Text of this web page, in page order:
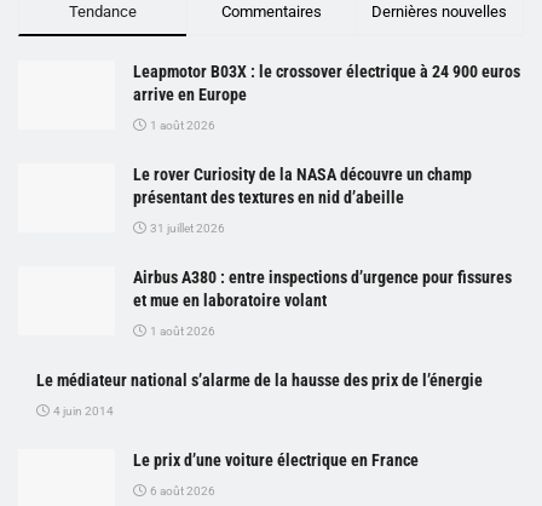
Tendance Commentaires Dernières nouvelles
Leapmotor B03X : le crossover électrique à 24 900 euros
arrive en Europe
1 août 2026
Le rover Curiosity de la NASA découvre un champ
présentant des textures en nid d’abeille
31 juillet 2026
Airbus A380 : entre inspections d’urgence pour fissures
et mue en laboratoire volant
1 août 2026
Le médiateur national s’alarme de la hausse des prix de l’énergie
4 juin 2014
Le prix d’une voiture électrique en France
6 août 2026